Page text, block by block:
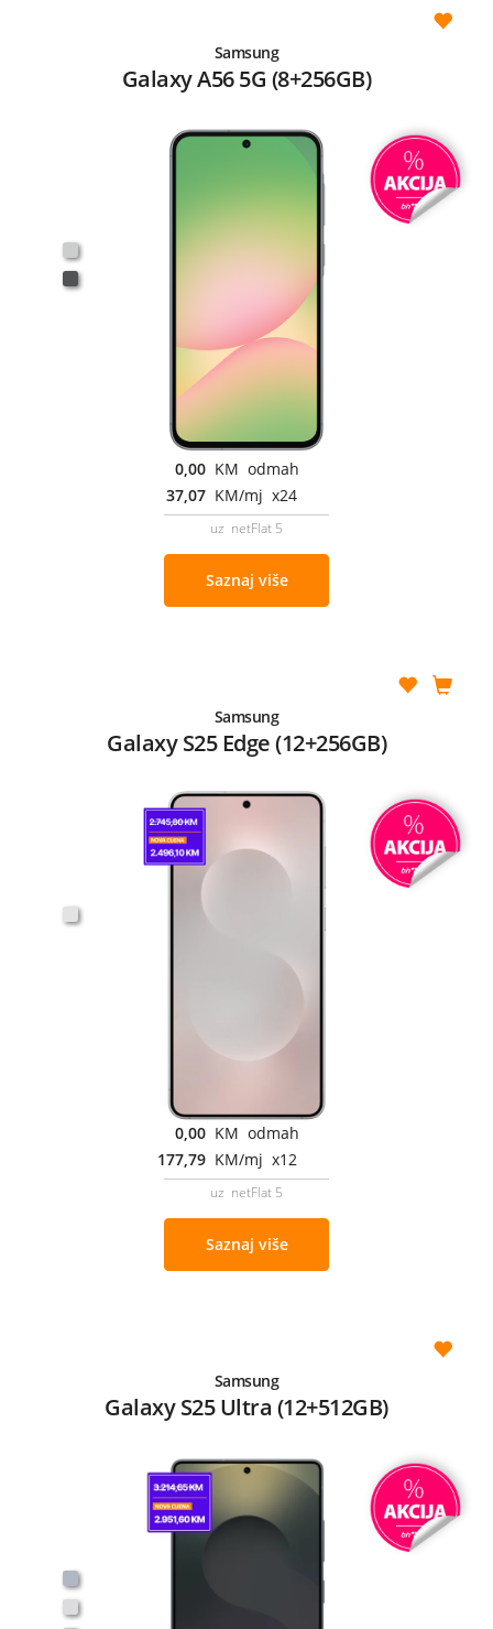
Samsung
Galaxy A56 5G (8+256GB)
0,00 KM odmah
37,07 KM/mj x24
uz netFlat 5
Saznaj više
Samsung
Galaxy S25 Edge (12+256GB)
0,00 KM odmah
177,79 KM/mj x12
uz netFlat 5
Saznaj više
Samsung
Galaxy S25 Ultra (12+512GB)